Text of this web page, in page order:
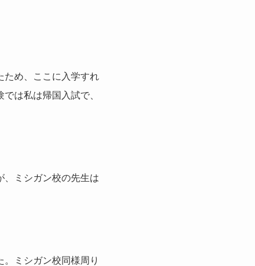
ため、ここに入学すれ
は私は帰国入試で、
、ミシガン校の先生は
ミシガン校同様周り